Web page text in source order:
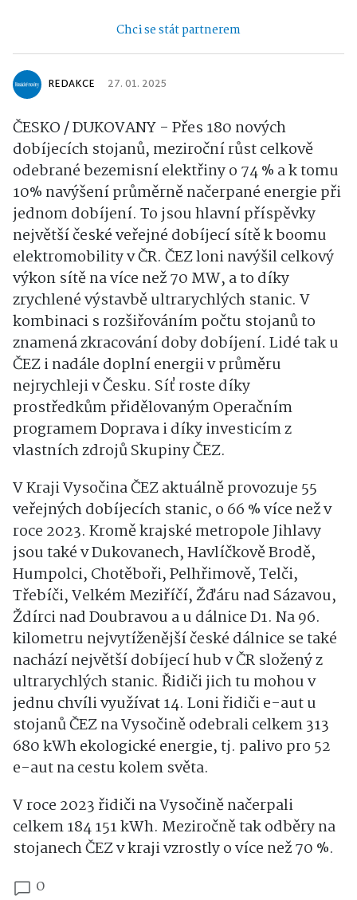
Chci se stát partnerem
REDAKCE 27. 01. 2025
ČESKO / DUKOVANY - Přes 180 nových
dobíjecích stojanů, meziroční růst celkově
odebrané bezemisní elektřiny o 74 % a k tomu
10% navýšení průměrně načerpané energie při
jednom dobíjení. To jsou hlavní příspěvky
největší české veřejné dobíjecí sítě k boomu
elektromobility v ČR. ČEZ loni navýšil celkový
výkon sítě na více než 70 MW, a to díky
zrychlené výstavbě ultrarychlých stanic. V
kombinaci s rozšiřováním počtu stojanů to
znamená zkracování doby dobíjení. Lidé tak u
ČEZ i nadále doplní energii v průměru
nejrychleji v Česku. Síť roste díky
prostředkům přidělovaným Operačním
programem Doprava i díky investicím z
vlastních zdrojů Skupiny ČEZ.
V Kraji Vysočina ČEZ aktuálně provozuje 55
veřejných dobíjecích stanic, o 66 % více než v
roce 2023. Kromě krajské metropole Jihlavy
jsou také v Dukovanech, Havlíčkově Brodě,
Humpolci, Chotěboři, Pelhřimově, Telči,
Třebíči, Velkém Meziříčí, Žďáru nad Sázavou,
Ždírci nad Doubravou a u dálnice D1. Na 96.
kilometru nejvytíženější české dálnice se také
nachází největší dobíjecí hub v ČR složený z
ultrarychlých stanic. Řidiči jich tu mohou v
jednu chvíli využívat 14. Loni řidiči e-aut u
stojanů ČEZ na Vysočině odebrali celkem 313
680 kWh ekologické energie, tj. palivo pro 52
e-aut na cestu kolem světa.
V roce 2023 řidiči na Vysočině načerpali
celkem 184 151 kWh. Meziročně tak odběry na
stojanech ČEZ v kraji vzrostly o více než 70 %.
0